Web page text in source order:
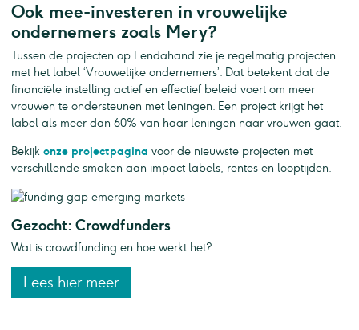
Ook mee-investeren in vrouwelijke
ondernemers zoals Mery?
Tussen de projecten op Lendahand zie je regelmatig projecten
met het label ‘Vrouwelijke ondernemers’. Dat betekent dat de
financiële instelling actief en effectief beleid voert om meer
vrouwen te ondersteunen met leningen. Een project krijgt het
label als meer dan 60% van haar leningen naar vrouwen gaat.
Bekijk onze projectpagina voor de nieuwste projecten met
verschillende smaken aan impact labels, rentes en looptijden.
Gezocht: Crowdfunders
Wat is crowdfunding en hoe werkt het?
Lees hier meer